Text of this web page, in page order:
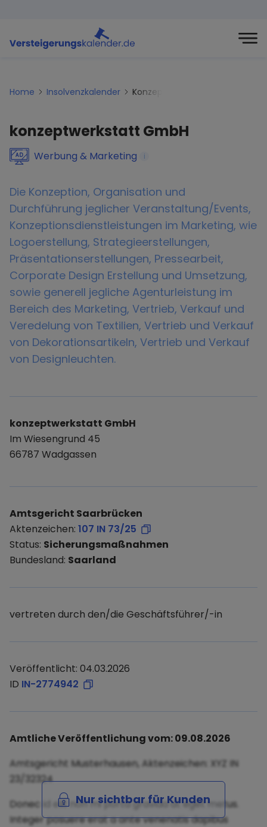
Home Insolvenzkalender Konzeptwerkstatt-gmbh
konzeptwerkstatt GmbH
Werbung & Marketing i
Die Konzeption, Organisation und
Durchführung jeglicher Veranstaltung/Events,
Konzeptionsdienstleistungen im Marketing, wie
Logoerstellung, Strategieerstellungen,
Präsentationserstellungen, Pressearbeit,
Corporate Design Erstellung und Umsetzung,
sowie generell jegliche Agenturleistung im
Bereich des Marketing, Vertrieb, Verkauf und
Veredelung von Textilien, Vertrieb und Verkauf
von Dekorationsartikeln, Vertrieb und Verkauf
von Designleuchten.
konzeptwerkstatt GmbH
Im Wiesengrund 45
66787 Wadgassen
Amtsgericht Saarbrücken
Aktenzeichen: 107 IN 73/25
Status: Sicherungsmaßnahmen
Bundesland: Saarland
vertreten durch den/die Geschäftsführer/-in
Veröffentlicht: 04.03.2026
ID IN-2774942
Amtliche Veröffentlichung vom: 09.08.2026
Amtsgericht Musterhausen, Aktenzeichen: XYZ IN
23/32324
Donec id elit non mi porta gravida at eget metus.
Integer posuere erat a ante venenatis dapibus
Nur sichtbar für Kunden